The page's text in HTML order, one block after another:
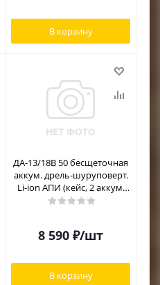
В корзину
ДА-13/18В 50 бесщеточная
аккум. дрель-шуруповерт.
Li-ion АПИ (кейс, 2 аккум.
2Ач, ЗУ)
8 590 ₽/шт
В корзину